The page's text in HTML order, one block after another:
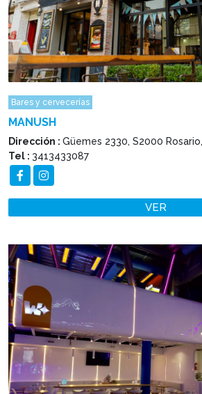
Bares y cervecerías
MANUSH
Dirección : Güemes 2330, S2000
Tel : 3413433087
VER